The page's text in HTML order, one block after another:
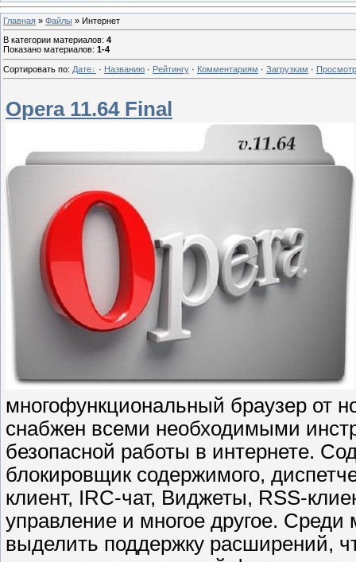
Главная » Файлы » Интернет
В категории материалов: 4
Показано материалов: 1-4
Сортировать по: Дате · Названию · Рейтингу · Комментариям · Загрузкам ·
Opera 11.64 Final
многофункциональный браузер от
снабжен всеми необходимыми
безопасной работы в интернете.
блокировщик содержимого,
клиент, IRC-чат, Виджеты, RSS-
управление и многое другое.
выделить поддержку расширений,